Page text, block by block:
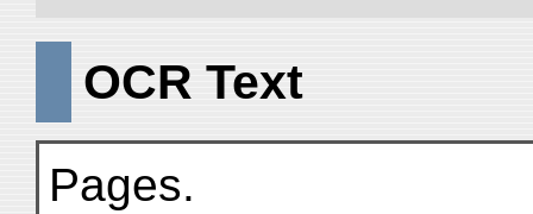
OCR Text
Pages.